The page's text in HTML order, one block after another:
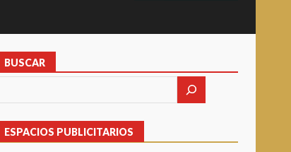
BUSCAR
ESPACIOS PUBLICITARIOS